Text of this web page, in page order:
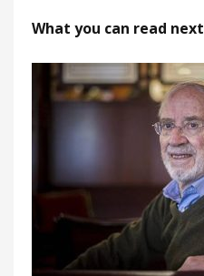
What you can read next